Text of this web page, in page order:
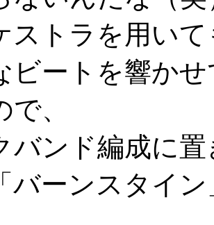
ストラを用い
ビートを響か
、
バンド編成に
バーンスタイ